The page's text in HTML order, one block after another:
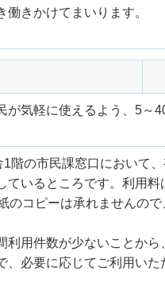
きかけてまいります。
気軽に使えるよう、5～
の市民課窓口において
いるところです。利用
コピーは承れませんの
用件数が少ないことから
必要に応じてご利用いた